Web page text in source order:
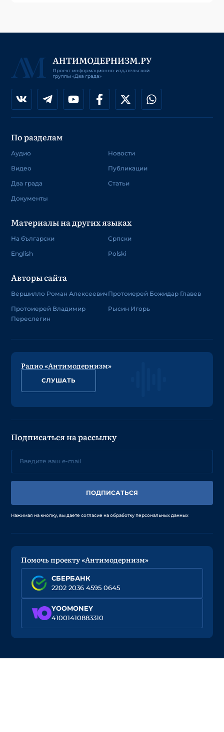
По разделам
Аудио
Видео
Два града
Документы
Новости
Публикации
Статьи
Материалы на других языках
На български
English
Српски
Polski
Авторы сайта
Вершилло Роман Алексеевич
Протоиерей Владимир
Переслегин
Протоиерей Божидар Главев
Рысин Игорь
Радио «Антимодернизм»
СЛУШАТЬ
Подписаться на рассылку
ПОДПИСАТЬСЯ
Нажимая на кнопку, вы даете согласие на обработку персональных данных
Помочь проекту «Антимодернизм»
СБЕРБАНК
2202 2036 4595 0645
YOOMONEY
41001410883310